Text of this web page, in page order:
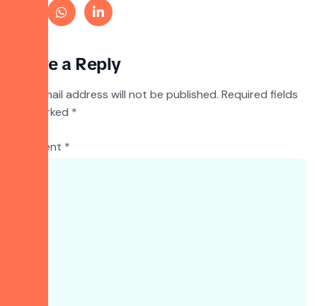
Leave a Reply
Your email address will not be published. Required fields
are marked *
Comment *